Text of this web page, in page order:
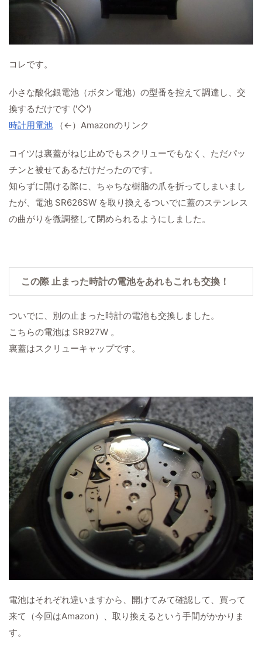
コレです。
小さな酸化銀電池（ボタン電池）の型番を控えて調達し、交
換するだけです ('◇')
時計用電池 （←）Amazonのリンク
コイツは裏蓋がねじ止めでもスクリューでもなく、ただパッ
チンと被せてあるだけだったのです。
知らずに開ける際に、ちゃちな樹脂の爪を折ってしまいまし
たが、電池 SR626SW を取り換えるついでに蓋のステンレス
の曲がりを微調整して閉められるようにしました。
この際 止まった時計の電池をあれもこれも交換！
ついでに、別の止まった時計の電池も交換しました。
こちらの電池は SR927W 。
裏蓋はスクリューキャップです。
電池はそれぞれ違いますから、開けてみて確認して、買って
来て（今回はAmazon）、取り換えるという手間がかかりま
す。